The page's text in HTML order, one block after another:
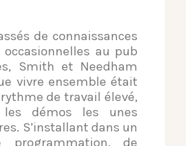
de connaissances
au pub
Smith et Needham
vivre ensemble était
de travail élevé,
les démos les unes
S’installant dans un
programmation, de